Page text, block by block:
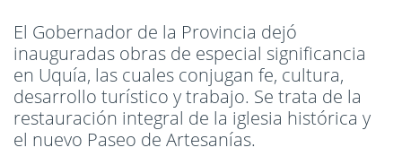
El Gobernador de la Provincia dejó
inauguradas obras de especial significancia
en Uquía, las cuales conjugan fe, cultura,
desarrollo turístico y trabajo. Se trata de la
restauración integral de la iglesia histórica y
el nuevo Paseo de Artesanías.